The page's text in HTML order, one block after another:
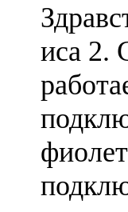
иса 2.